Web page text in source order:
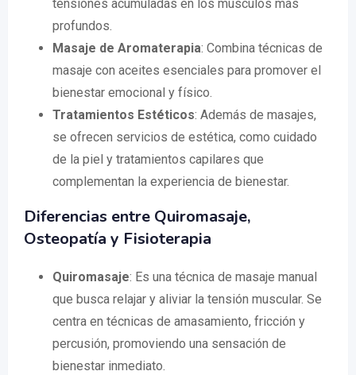
tensiones acumuladas en los músculos más
profundos.
Masaje de Aromaterapia: Combina técnicas de
masaje con aceites esenciales para promover el
bienestar emocional y físico.
Tratamientos Estéticos: Además de masajes,
se ofrecen servicios de estética, como cuidado
de la piel y tratamientos capilares que
complementan la experiencia de bienestar.
Diferencias entre Quiromasaje,
Osteopatía y Fisioterapia
Quiromasaje: Es una técnica de masaje manual
que busca relajar y aliviar la tensión muscular. Se
centra en técnicas de amasamiento, fricción y
percusión, promoviendo una sensación de
bienestar inmediato.